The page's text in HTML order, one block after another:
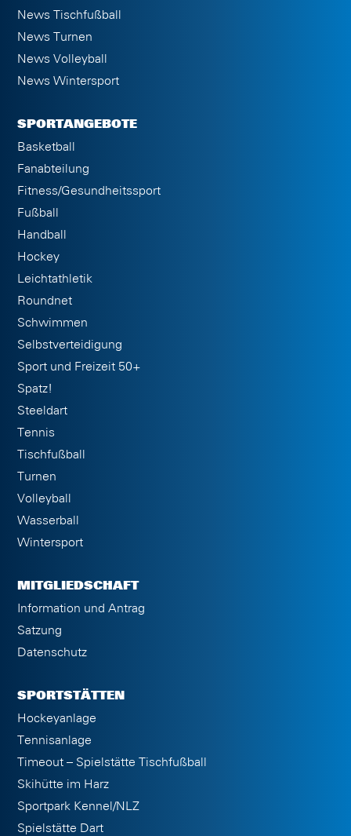
News Tischfußball
News Turnen
News Volleyball
News Wintersport
SPORTANGEBOTE
Basketball
Fanabteilung
Fitness/Gesundheitssport
Fußball
Handball
Hockey
Leichtathletik
Roundnet
Schwimmen
Selbstverteidigung
Sport und Freizeit 50+
Spatz!
Steeldart
Tennis
Tischfußball
Turnen
Volleyball
Wasserball
Wintersport
MITGLIEDSCHAFT
Information und Antrag
Satzung
Datenschutz
SPORTSTÄTTEN
Hockeyanlage
Tennisanlage
Timeout – Spielstätte Tischfußball
Skihütte im Harz
Sportpark Kennel/NLZ
Spielstätte Dart